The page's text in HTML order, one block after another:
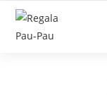
Saltar
contenido